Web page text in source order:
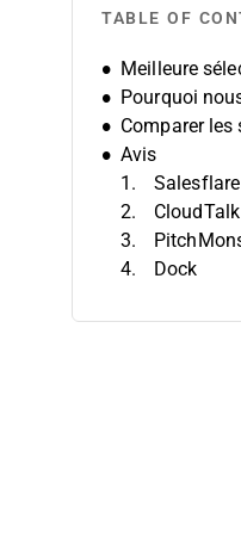
TABLE OF
Meilleure
Pourquoi
Comparer
Avis
Salesflare
CloudTalk
Dock
Salesloft